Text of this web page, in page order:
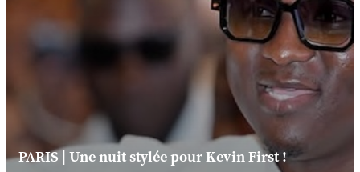
PARIS | Une nuit stylée pour Kevin First !